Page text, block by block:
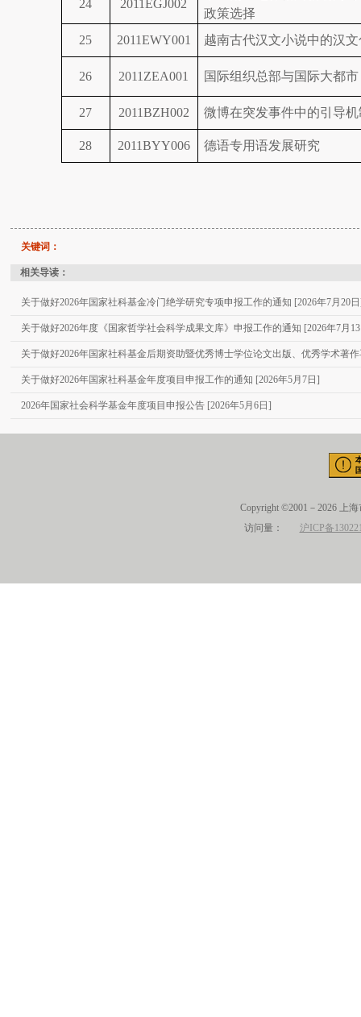
24 2011EGJ002
政策选择
25
2011EWY001 越南古代汉文小说中的汉
26 2011ZEA001 国际组织总部与国际大都市
27 2011BZH002 微博在突发事件中的引导
28 2011BYY006 德语专用语发展研究
关键词：
相关导读：
关于做好2026年国家社科基金冷门绝学研究专项申报工作的通知 [2026年7月20
关于做好2026年度《国家哲学社会科学成果文库》申报工作的通知 [2026年7月
关于做好2026年国家社科基金后期资助暨优秀博士学位论文出版、优秀学术著
关于做好2026年国家社科基金年度项目申报工作的通知 [2026年5月7日]
2026年国家社会科学基金年度项目申报公告 [2026年5月6日]
Copyright ©2001－2026 上
访问量： 沪ICP备